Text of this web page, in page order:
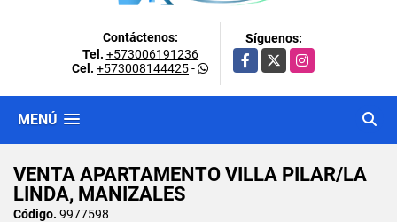
Contáctenos:
Tel. +573006191236
Cel. +573008144425-
Síguenos:
Facebook
X Instagram
MENÚ
VENTA APARTAMENTO VILLA PILAR/LA
LINDA, MANIZALES
Código. 9977598